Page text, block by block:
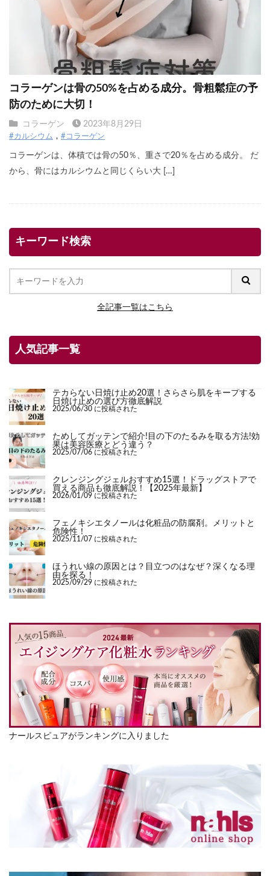
コラーゲンは骨の50%を占める成分。骨粗鬆症の予
防のために大切！
コラーゲン 2023年8月29日
#カルシウム #コラーゲン
コラーゲンは、体積では骨の50％、重さで20％を占める成分。 だ
から、骨にはカルシウムと同じくらい大 […]
キーワード検索
全記事一覧はこちら
人気記事一覧
テカらない日焼け止め20選！さらさら肌をキープする
日焼け止めの選び方徹底解説
2025/06/30 に投稿された
ためしてガッテンで紹介!目の下のたるみを取る方法!効
果は美容医療とどう違う？
2025/07/06 に投稿された
クレンジングジェルおすすめ15選！ドラッグストアで
買える商品も徹底解説！【2025年最新】
2026/01/09 に投稿された
フェノキシエタノールは化粧品の防腐剤。メリットと
危険性！
2025/11/07 に投稿された
ほうれい線の原因とは？目立つのはなぜ？深くなる理
由を探る！
2025/09/29 に投稿された
ナールスピュアがランキングに入りました